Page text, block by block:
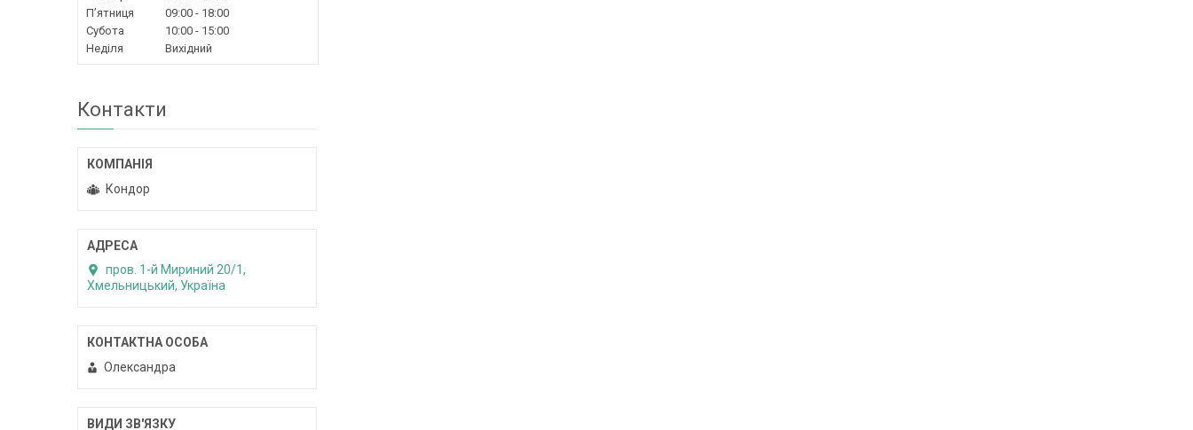
Пʼятниця
09:00
18:00
Субота
10:00
15:00
Неділя
Вихідний
Контакти
Кондор
пров. 1-й Мириний 20/1,
Хмельницький, Україна
Олександра